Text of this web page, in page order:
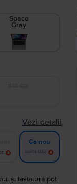
Space
Gray
Vezi detalii
Ca nou
Alertă stoc
și tastatura pot